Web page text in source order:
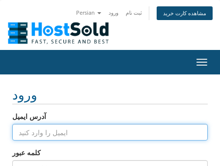
Persian ورود ثبت نام مشاهده کارت خرید
ورود
آدرس ایمیل
کلمه عبور